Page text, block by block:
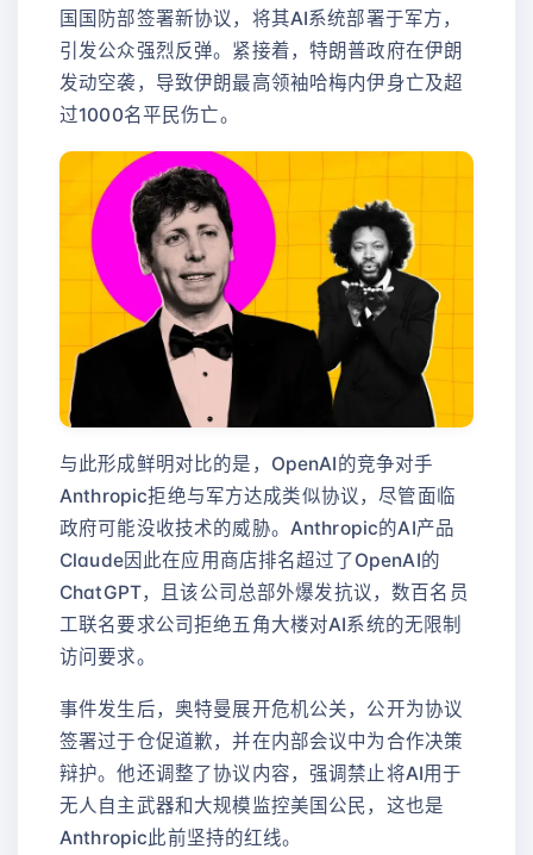
国国防部签署新协议，将其AI系统部署于军方，
引发公众强烈反弹。紧接着，特朗普政府在伊朗
发动空袭，导致伊朗最高领袖哈梅内伊身亡及超
过1000名平民伤亡。
与此形成鲜明对比的是，OpenAI的竞争对手
Anthropic拒绝与军方达成类似协议，尽管面临
政府可能没收技术的威胁。Anthropic的AI产品
Claude因此在应用商店排名超过了OpenAI的
ChatGPT，且该公司总部外爆发抗议，数百名员
工联名要求公司拒绝五角大楼对AI系统的无限制
访问要求。
事件发生后，奥特曼展开危机公关，公开为协议
签署过于仓促道歉，并在内部会议中为合作决策
辩护。他还调整了协议内容，强调禁止将AI用于
无人自主武器和大规模监控美国公民，这也是
Anthropic此前坚持的红线。